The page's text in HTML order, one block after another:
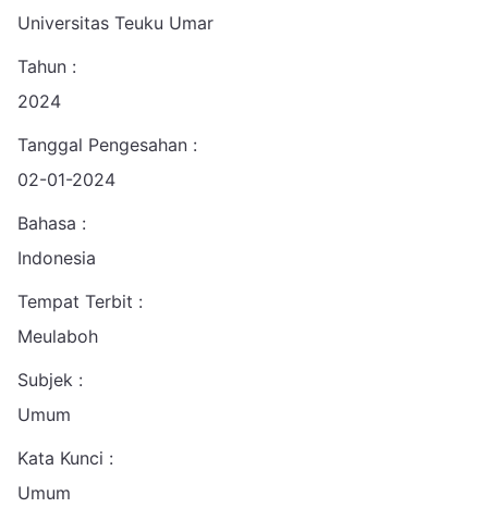
Universitas Teuku Umar
Tahun :
2024
Tanggal Pengesahan :
02-01-2024
Bahasa :
Indonesia
Tempat Terbit :
Meulaboh
Subjek :
Umum
Kata Kunci :
Umum